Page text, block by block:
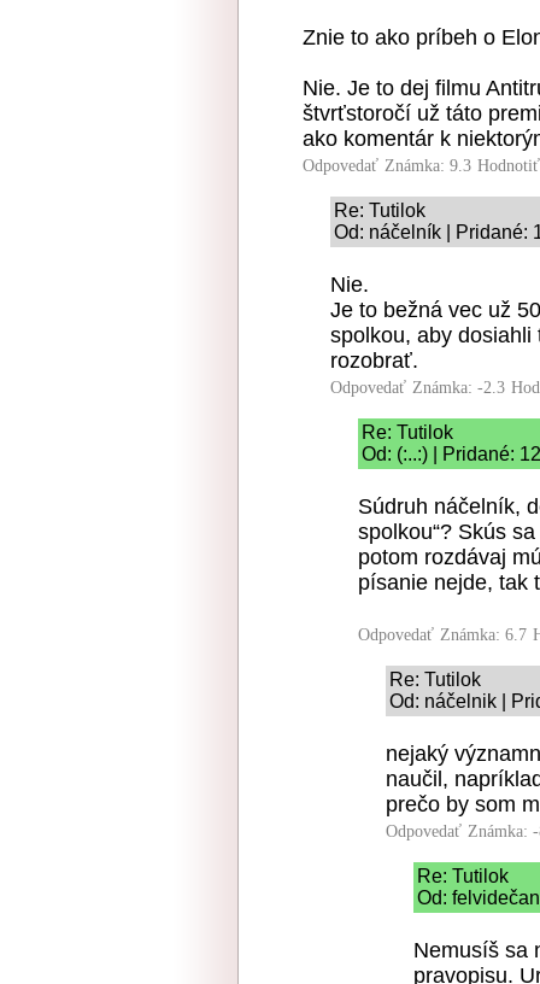
Znie to ako príbeh o
Nie. Je to dej filmu
štvrťstoročí už táto
ako komentár k
Odpovedať Známka: 9.3
Re: Tutilok
Od: náčelník | Pridané:
Nie.
Je to bežná vec už
spolkou, aby
rozobrať.
Odpovedať Známka: -2.3
Re: Tutilok
Od: (:..:) | Pridané:
Súdruh náčelník,
spolkou“? Skús
potom rozdávaj
písanie nejde, tak
Odpovedať Známka: 6.7
Re: Tutilok
Od: náčelnik |
nejaký
naučil,
prečo by som
Odpovedať Známka:
Re: Tutilok
Od:
Nemusíš sa
pravopisu.